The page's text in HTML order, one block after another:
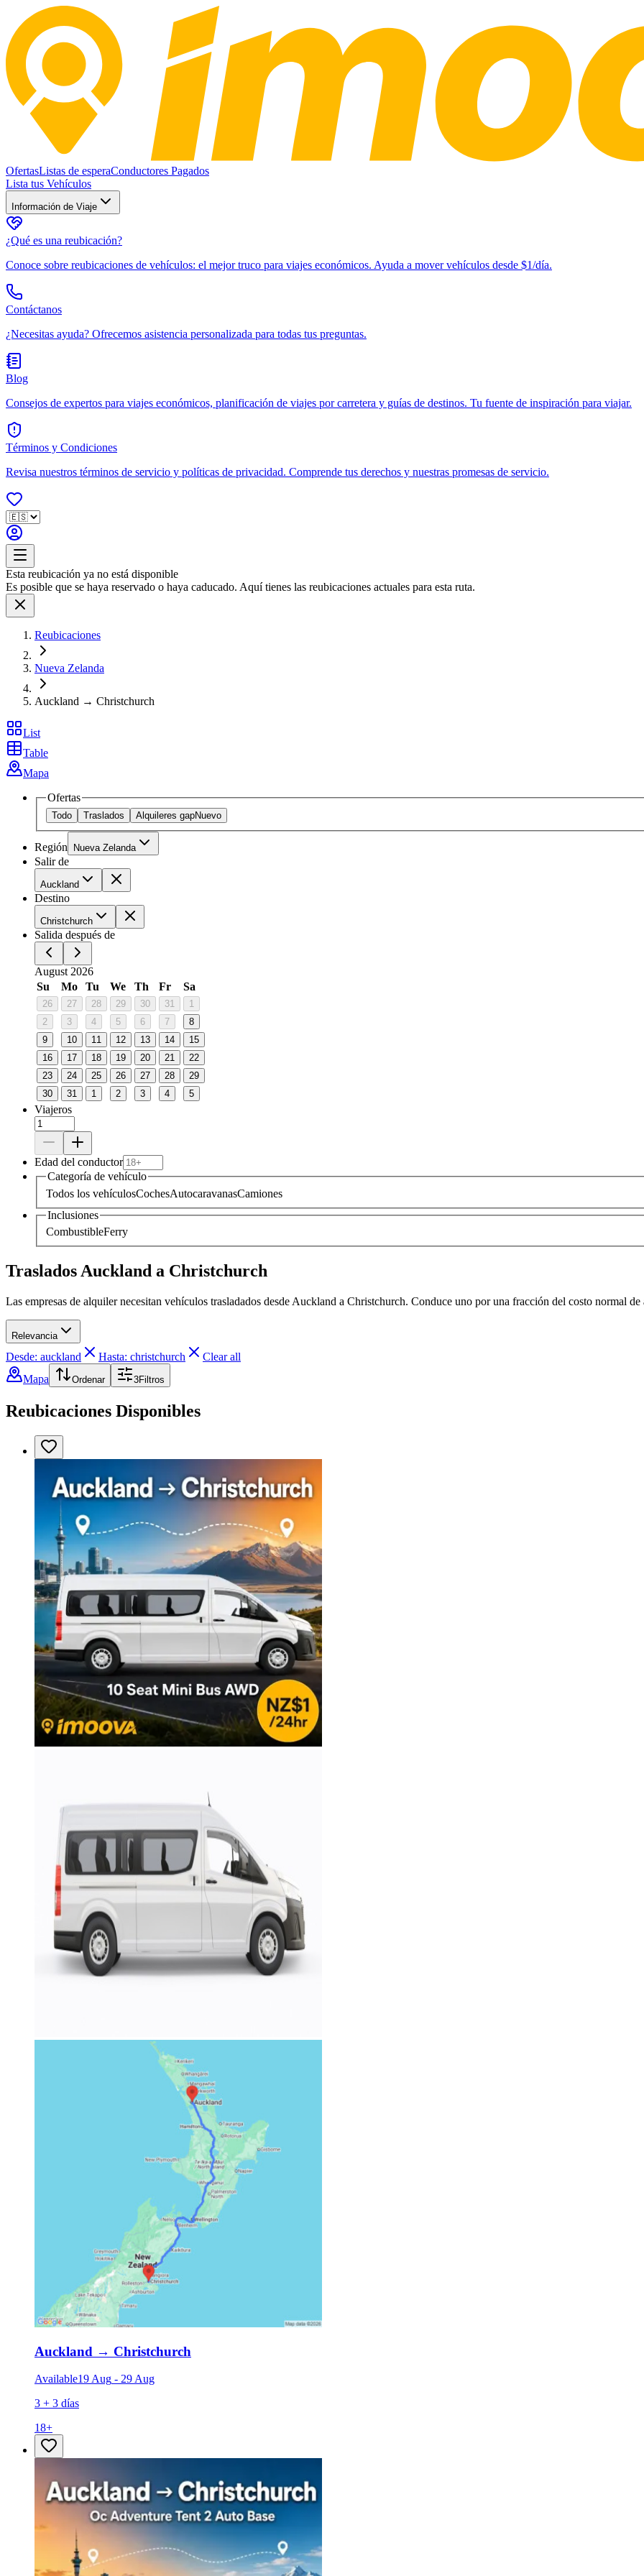
OfertasListas de esperaConductores Pagados
Lista tus Vehículos
Información de Viaje
¿Qué es una reubicación?
Conoce sobre reubicaciones de vehículos: el mejor truco para viajes económicos. Ayuda a mover vehículos desde $1/día.
Contáctanos
¿Necesitas ayuda? Ofrecemos asistencia personalizada para todas tus preguntas.
Blog
Consejos de expertos para viajes económicos, planificación de viajes por carretera y guías de destinos. Tu fuente de inspiración para viajar.
Términos y Condiciones
Revisa nuestros términos de servicio y políticas de privacidad. Comprende tus derechos y nuestras promesas de servicio.
Esta reubicación ya no está disponible
Es posible que se haya reservado o haya caducado. Aquí tienes las reubicaciones actuales para esta ruta.
Reubicaciones
Nueva Zelanda
Auckland → Christchurch
List
Table
Mapa
Ofertas
Todo Traslados Alquileres gapNuevo
Región Nueva Zelanda
Salir de
Auckland
Destino
Christchurch
Salida después de
August 2026
Su
Mo Tu We Th Fr Sa
26 27 28 29 30 31
1
2
3 4 5 6 7
8
9
10 11 12 13 14
15
16
17 18 19 20 21
22
23
24 25 26 27 28
29
30
31 1 2 3 4 5
Viajeros
Edad del conductor
Categoría de vehículo
Todos los vehículosCochesAutocaravanasCamiones
Inclusiones
CombustibleFerry
Traslados Auckland a Christchurch
Las empresas de alquiler necesitan vehículos trasladados desde Auckland a Christchurch. Conduce uno por una fracción del costo normal de
Relevancia
Desde: auckland Hasta: christchurch
Clear all
Mapa
Ordenar 3Filtros
Reubicaciones Disponibles
Auckland → Christchurch
Available19 Aug - 29 Aug
3 + 3 días
18+